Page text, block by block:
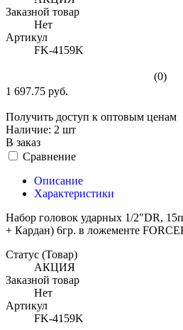
Заказной товар
Нет
Артикул
FK-4159K
(0)
1 697.75 руб.
Получить доступ к оптовым ценам
Наличие: 2 шт
В заказ
Сравнение
Описание
Характеристики
Набор головок ударных 1/2"DR,
+ Кардан) 6гр. в ложементе
Статус (Товар)
АКЦИЯ
Заказной товар
Нет
Артикул
FK-4159K